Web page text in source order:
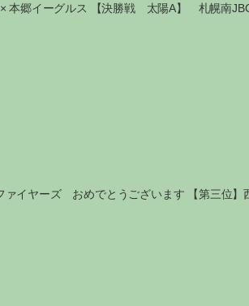
郷イーグルス 【決勝戦 太陽A】 札幌南
イヤーズ おめでとうございます 【第三位】